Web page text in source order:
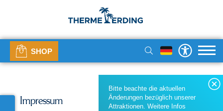
SHOP
Bitte beachte die aktuellen
Änderungen bezüglich unserer
Attraktionen. Weitere Infos
Impressum